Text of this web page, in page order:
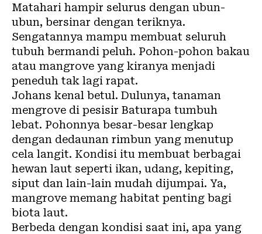
Matahari hampir selurus dengan ubun-
ubun, bersinar dengan teriknya.
Sengatannya mampu membuat seluruh
tubuh bermandi peluh. Pohon-pohon bakau
atau mangrove yang kiranya menjadi
peneduh tak lagi rapat.
Johans kenal betul. Dulunya, tanaman
mengrove di pesisir Baturapa tumbuh
lebat. Pohonnya besar-besar lengkap
dengan dedaunan rimbun yang menutup
cela langit. Kondisi itu membuat berbagai
hewan laut seperti ikan, udang, kepiting,
siput dan lain-lain mudah dijumpai. Ya,
mangrove memang habitat penting bagi
biota laut.
Berbeda dengan kondisi saat ini, apa yang